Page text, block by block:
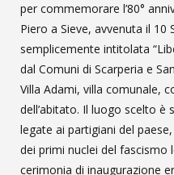
per commemorare l’80°
Piero a Sieve, avvenuta il 10
semplicemente intitolata
dal Comuni di Scarperia e
Villa Adami, villa comunale,
dell’abitato. Il luogo scelto
legate ai partigiani del
dei primi nuclei del fascismo
cerimonia di inaugurazione